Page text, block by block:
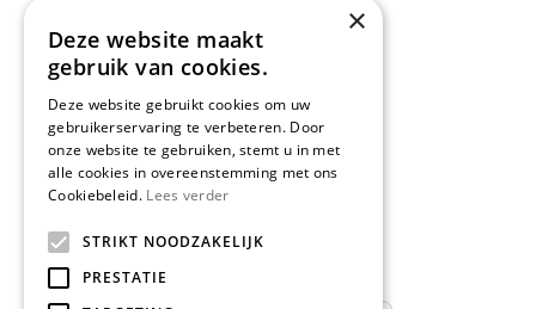
Routebeschrijving
Schrijf een recensie
Nationale Tuinbon t.w.v. € 25,-!
×
Deze website maakt
gebruik van cookies.
Deze website gebruikt cookies om uw
gebruikerservaring te verbeteren. Door
onze website te gebruiken, stemt u in met
alle cookies in overeenstemming met ons
Cookiebeleid. Lees verder
STRIKT NOODZAKELIJK
PRESTATIE